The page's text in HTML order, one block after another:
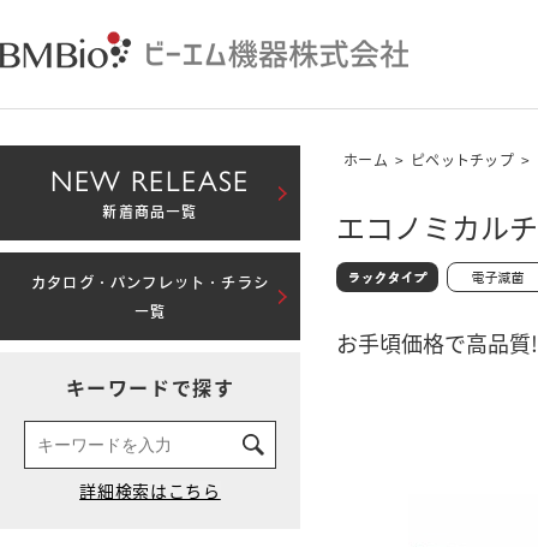
ホーム > ピペットチップ >
エコノミカル
お手頃価格で高品質!
NEW RELEASE
新着商品一覧
カタログ・パンフレット・チラシ
一覧
キーワードで探す